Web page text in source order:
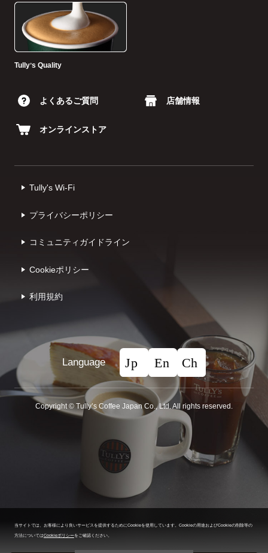
Tullyʼs Quality
よくあるご質問 店舗情報
オンラインストア
Tully's Wi-Fi
プライバシーポリシー
コミュニティガイドライン
Cookieポリシー
利⽤規約
Language
Copyright © Tullyʼs Coffee Japan Co., Ltd. All rights reserved.
当サイトでは、お客様により良いサービスを提供するためにCookieを使用しています。 Cookieの用途およびCookieの削除等の
方法についてはCookieポリシーをご確認ください。